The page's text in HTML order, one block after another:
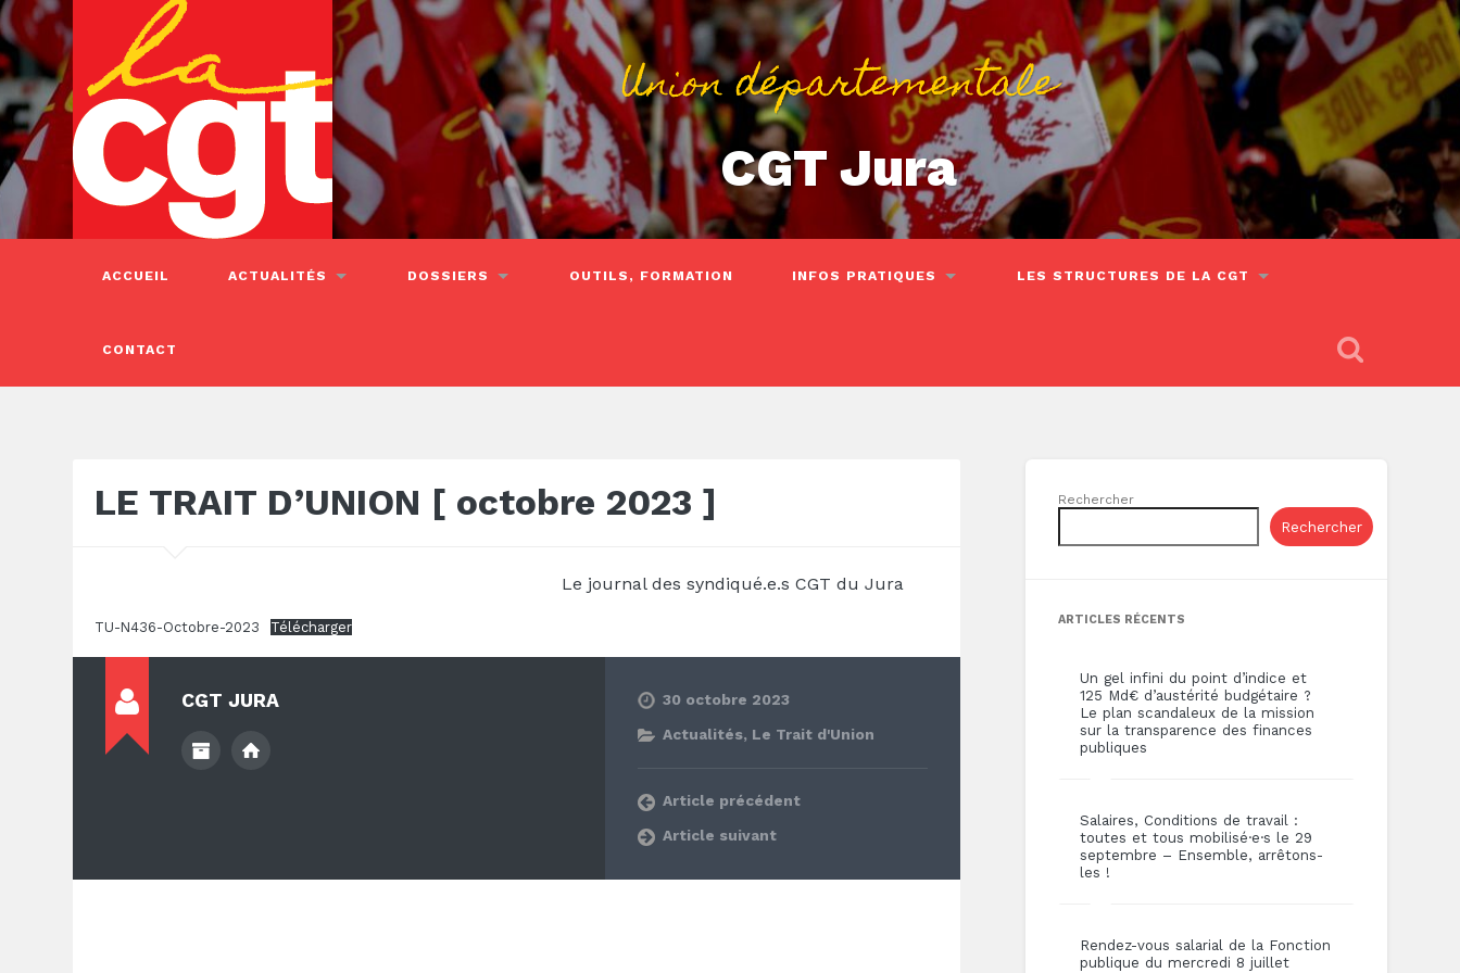
Union départementale
CGT Jura
ACCUEIL ACTUALITÉS DOSSIERS OUTILS, FORMATION INFOS PRATIQUES LES STRUCTURES DE LA CGT
CONTACT
LE TRAIT D’UNION [ octobre 2023 ]
Le journal des syndiqué.e.s CGT du Jura
TU-N436-Octobre-2023 Télécharger
CGT JURA
30 octobre 2023
Actualités, Le Trait d'Union
Article précédent
Article suivant
Rechercher
Rechercher
ARTICLES RÉCENTS
Un gel infini du point d’indice et
125 Md€ d’austérité budgétaire ?
Le plan scandaleux de la mission
sur la transparence des finances
publiques
Salaires, Conditions de travail :
toutes et tous mobilisé·e·s le 29
septembre – Ensemble, arrêtons-
les !
Rendez-vous salarial de la Fonction
publique du mercredi 8 juillet